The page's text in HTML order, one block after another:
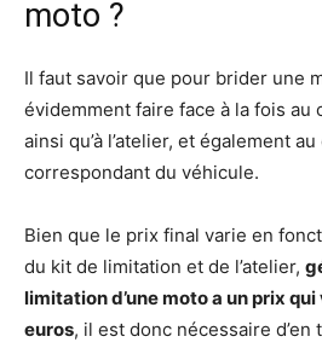
moto ?
Il faut savoir que pour brider une
évidemment faire face à la fois au
ainsi qu’à l’atelier, et également
correspondant du véhicule.
Bien que le prix final varie en
du kit de limitation et de l’atelier,
limitation d’une moto a un prix
euros, il est donc nécessaire